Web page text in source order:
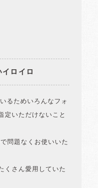
ロイロ
るためいろんなフォ
定いただけないこと
問題なくお使いいた
くさん愛用していた